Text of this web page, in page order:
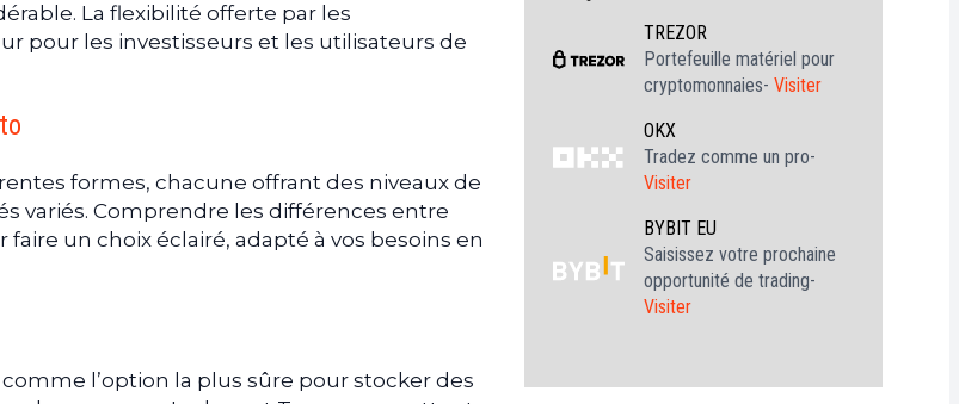
La flexibilité offerte par les
pour les investisseurs et les utilisateurs de
formes, chacune offrant des niveaux de
variés. Comprendre les différences entre
un choix éclairé, adapté à vos besoins en
l’option la plus sûre pour stocker des
TREZOR
Portefeuille matériel pour
cryptomonnaies- Visiter
OKX
Tradez comme un pro-
Visiter
BYBIT EU
Saisissez votre prochaine
opportunité de trading-
Visiter